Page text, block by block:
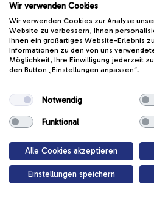
Wir verwenden Cookies
Wir verwenden Cookies zur Analyse
Website zu verbessern, Ihnen
Ihnen ein großartiges Website-Erlebnis
Informationen zu den von uns
Möglichkeit, Ihre Einwilligung jederzeit
den Button „Einstellungen anpassen“.
Notwendig
Funktional
Alle Cookies akzeptieren
Einstellungen speichern
Blindes
Rücksichtnahme auf
Verkehr:
Start